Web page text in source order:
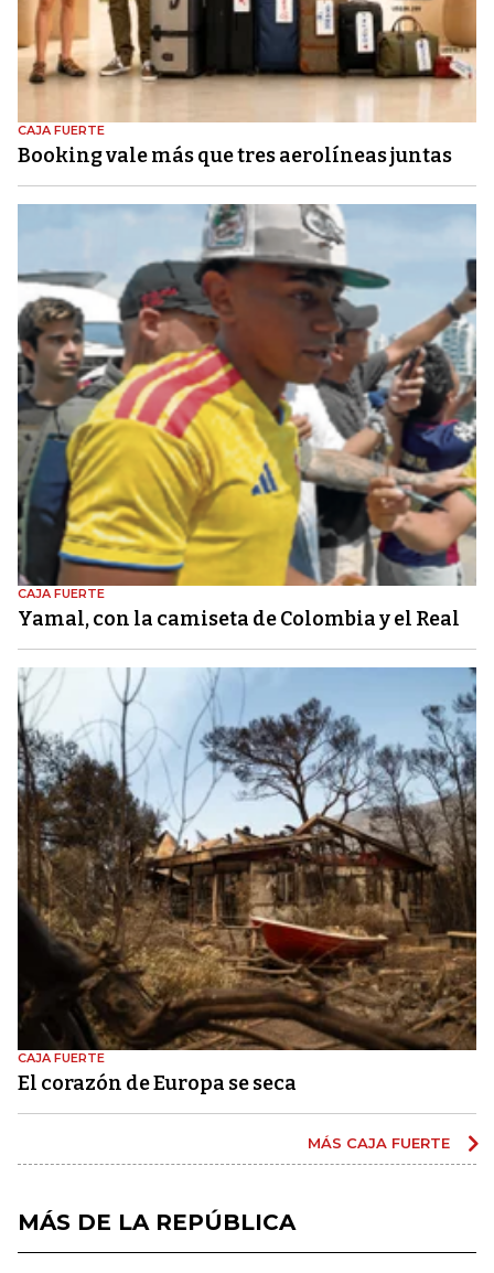
CAJA FUERTE
Booking vale más que tres aerolíneas juntas
CAJA FUERTE
Yamal, con la camiseta de Colombia y el Real
CAJA FUERTE
El corazón de Europa se seca
MÁS CAJA FUERTE
MÁS DE LA REPÚBLICA